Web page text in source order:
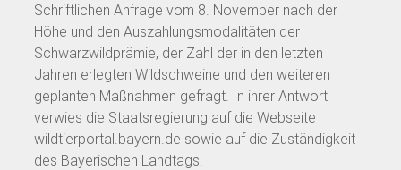
Schriftlichen Anfrage vom 8. November nach der
Höhe und den Auszahlungsmodalitäten der
Schwarzwildprämie, der Zahl der in den letzten
Jahren erlegten Wildschweine und den weiteren
geplanten Maßnahmen gefragt. In ihrer Antwort
verwies die Staatsregierung auf die Webseite
wildtierportal.bayern.de sowie auf die Zuständigkeit
des Bayerischen Landtags.